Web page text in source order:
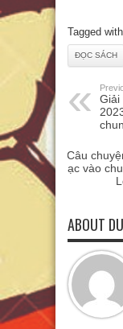
Tagged
ĐỌC SÁCH
Giải
Câu
lạc vào
ABOUT